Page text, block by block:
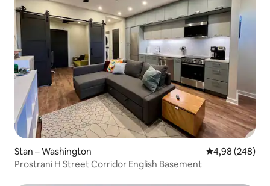
Stan – Washington Prosječna
4,98 (248)
Prostrani H Street Corridor English Basement